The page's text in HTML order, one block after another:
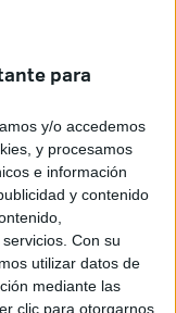
para
y/o accedemos
y procesamos
e información
y contenido
Con su
utilizar datos de
mediante las
clic para otorgarnos
espera,los
disfrutar de su
va a ser el
para sus